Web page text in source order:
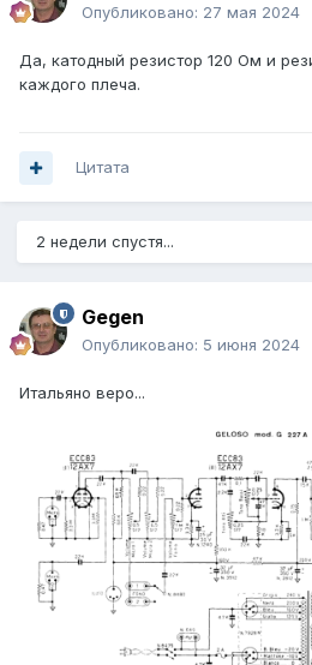
Опубликовано: 27 мая 2024
Да, катодный резистор 120 Ом и
каждого плеча.
Цитата
2 недели спустя...
Gegen
Опубликовано: 5 июня 2024
Итальяно веро...